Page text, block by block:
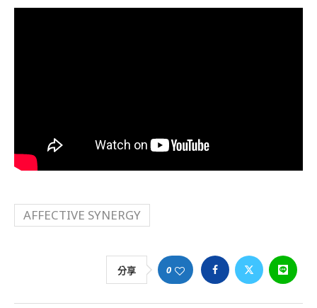
AFFECTIVE SYNERGY
分享 0